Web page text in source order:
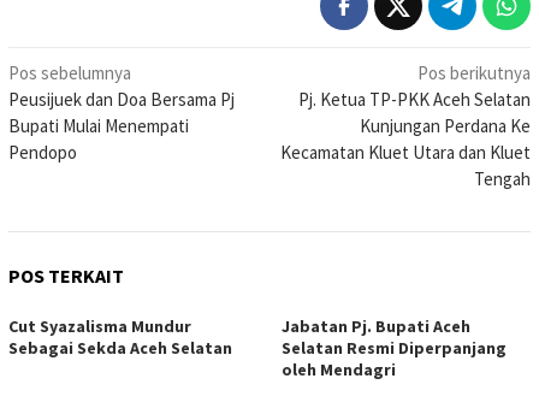
Navigasi
pos
Pos sebelumnya
Peusijuek dan Doa Bersama Pj
Bupati Mulai Menempati
Pendopo
Pos berikutnya
Pj. Ketua TP-PKK Aceh Selatan
Kunjungan Perdana Ke
Kecamatan Kluet Utara dan Kluet
Tengah
POS TERKAIT
Cut Syazalisma Mundur
Sebagai Sekda Aceh Selatan
Jabatan Pj. Bupati Aceh
Selatan Resmi Diperpanjang
oleh Mendagri